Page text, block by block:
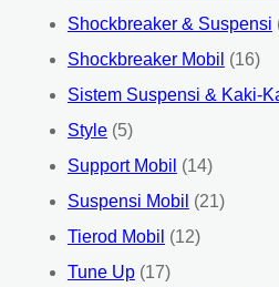
Shockbreaker & Suspensi
Shockbreaker Mobil (16)
Sistem Suspensi & Kaki-
Style(5)
Support Mobil (14)
Suspensi Mobil (21)
Tierod Mobil (12)
Tune Up(17)